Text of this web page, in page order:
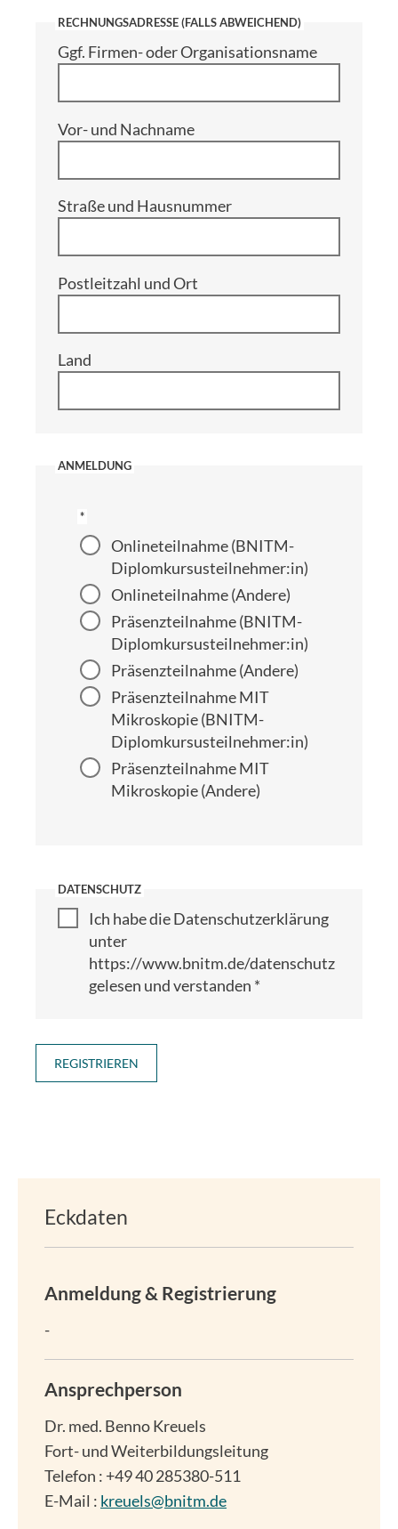
RECHNUNGSADRESSE (FALLS ABWEICHEND)
Ggf. Firmen- oder Organisationsname
Vor- und Nachname
Straße und Hausnummer
Postleitzahl und Ort
Land
ANMELDUNG
*
Onlineteilnahme (BNITM-
Diplomkursusteilnehmer:in)
Onlineteilnahme (Andere)
Präsenzteilnahme (BNITM-
Diplomkursusteilnehmer:in)
Präsenzteilnahme (Andere)
Präsenzteilnahme MIT
Mikroskopie (BNITM-
Diplomkursusteilnehmer:in)
Präsenzteilnahme MIT
Mikroskopie (Andere)
DATENSCHUTZ
Ich habe die Datenschutzerklärung
unter
https://www.bnitm.de/datenschutz
gelesen und verstanden *
REGISTRIEREN
Eckdaten
Anmeldung & Registrierung
-
Ansprechperson
Dr. med. Benno Kreuels
Fort- und Weiterbildungsleitung
Telefon : +49 40 285380-511
E-Mail : kreuels@bnitm.de